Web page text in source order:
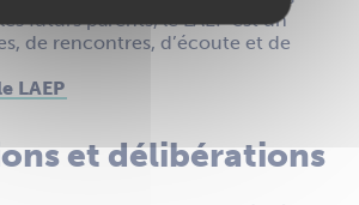
futurs parents, le LAEP est un
de rencontres, d’écoute et de
LAEP
et délibérations